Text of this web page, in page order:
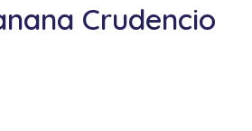
Crudencio